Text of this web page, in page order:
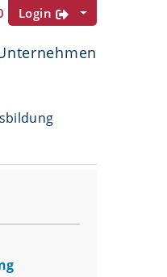
Login